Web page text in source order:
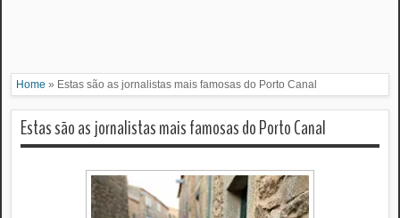
Home » Estas são as jornalistas mais famosas do Porto Canal
Estas são as jornalistas mais famosas do Porto Canal